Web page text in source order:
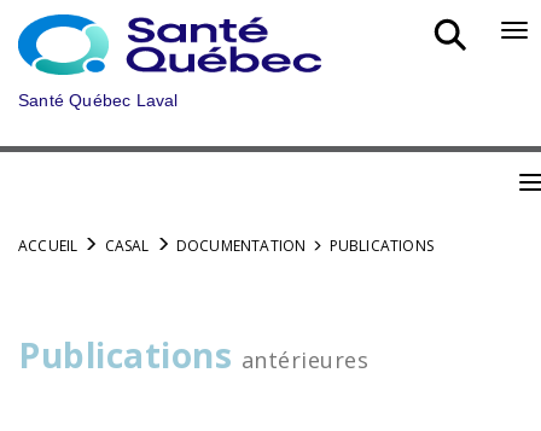
Aller
au
menu
principal
Santé Québec Laval
ACCUEIL CASAL DOCUMENTATION PUBLICATIONS
Publications antérieures